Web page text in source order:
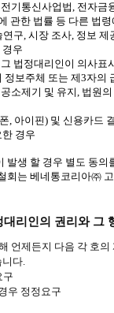
전기통신사업법, 전자금
관한 법률 등 다른 법
연구, 시장 조사, 정보 제
경우
법정대리인이 의사표
정보주체 또는 제3자의
소제기 및 유지, 법원
, 아이핀) 및 신용카드
경우
발생 할 경우 별도 동의
회는 베네통코리아㈜
대리인의 권리와 그
언제든지 다음 각 호의
니다
구
우 정정요구